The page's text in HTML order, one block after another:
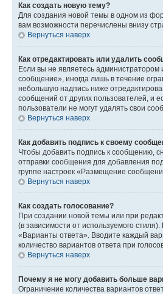
Как создать новую тему?
Для создания новой темы в одном из
вам возможности перечислены внизу
Вернуться наверх
Как отредактировать или удалить
Если вы не являетесь
сообщение», иногда лишь в течение
небольшую надпись ниже
сообщений от других пользователей, и
пользователи не могут удалять свои
Вернуться наверх
Как добавить подпись к своему
Чтобы добавить подпись к сообщению,
отправки сообщения для добавления
группе настроек «Размещение
Вернуться наверх
Как создать голосование?
При создании новой темы или при
(в зависимости от используемого
«Варианты ответа». Вводите каждый
количество вариантов ответа при
Вернуться наверх
Почему я не могу добавить больше
Ограничение количества вариантов